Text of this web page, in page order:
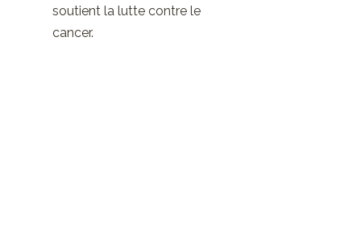
soutient la lutte contre le
cancer.